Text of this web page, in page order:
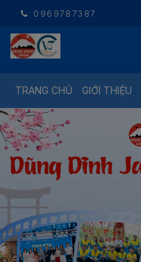
0969787387
TRANG CHỦ GIỚI THIỆU